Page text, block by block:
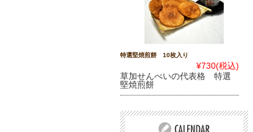
特選堅焼煎餅 10枚入り
¥730(税込)
草加せんべいの代表格 特選
堅焼煎餅